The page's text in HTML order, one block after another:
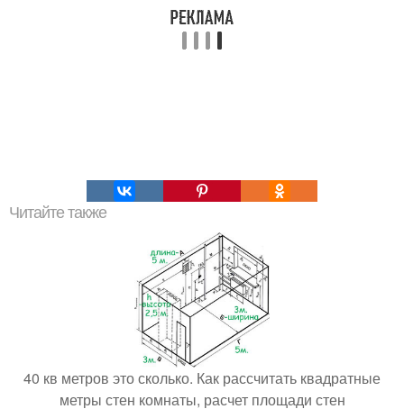
Читайте также
40 кв метров это сколько. Как рассчитать квадратные
метры стен комнаты, расчет площади стен